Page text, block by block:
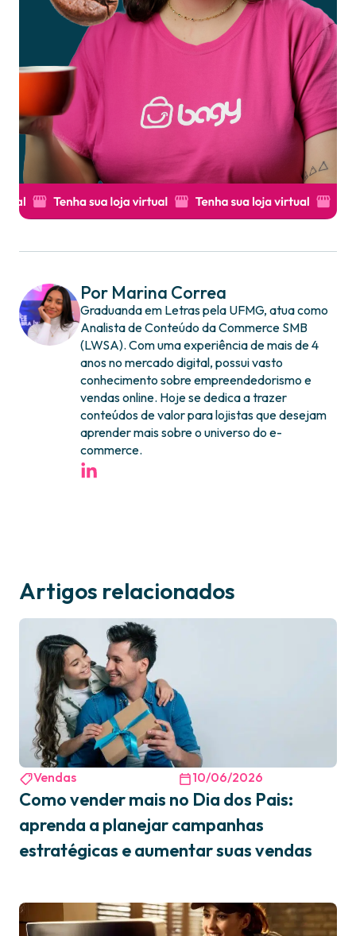
Por Marina Correa
Graduanda em Letras pela UFMG, atua como
Analista de Conteúdo da Commerce SMB
(LWSA). Com uma experiência de mais de 4
anos no mercado digital, possui vasto
conhecimento sobre empreendedorismo e
vendas online. Hoje se dedica a trazer
conteúdos de valor para lojistas que desejam
aprender mais sobre o universo do e-
commerce.
Artigos relacionados
Vendas 10/06/2026
Como vender mais no Dia dos Pais:
aprenda a planejar campanhas
estratégicas e aumentar suas vendas